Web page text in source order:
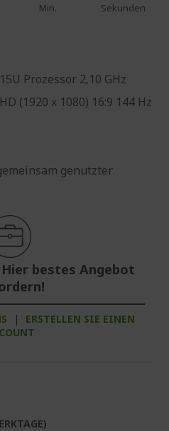
Min. Sekunden
Prozessor 2,10 GHz
(1920 x 1080) 16:9 144 Hz
genutzter
bestes Angebot
|
ERSTELLEN SIE EINEN